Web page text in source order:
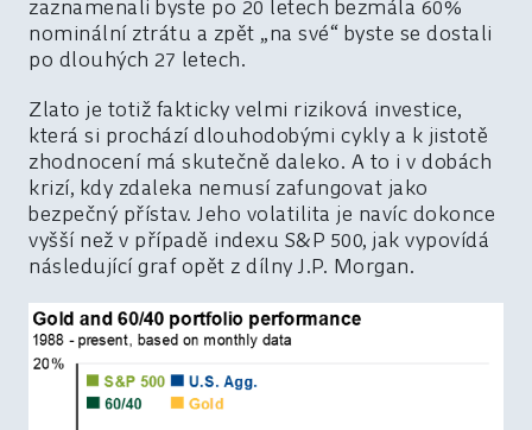
zaznamenali byste po 20 letech bezmála 60%
nominální ztrátu a zpět „na své“ byste se dostali
po dlouhých 27 letech.
Zlato je totiž fakticky velmi riziková investice,
která si prochází dlouhodobými cykly a k jistotě
zhodnocení má skutečně daleko. A to i v dobách
krizí, kdy zdaleka nemusí zafungovat jako
bezpečný přístav. Jeho volatilita je navíc dokonce
vyšší než v případě indexu S&P 500, jak vypovídá
následující graf opět z dílny J.P. Morgan.